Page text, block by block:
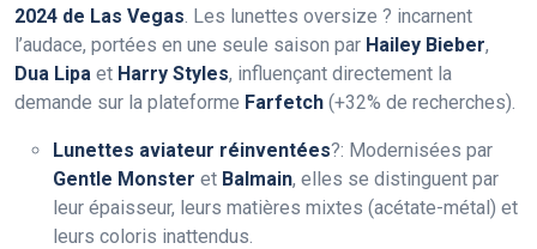
2024 de Las Vegas . Les lunettes oversize ? incarnent
l’audace, portées en une seule saison par Hailey Bieber,
Dua Lipa et Harry Styles, influençant directement la
demande sur la plateforme Farfetch (+32% de recherches).
Lunettes aviateur réinventées?: Modernisées par
Gentle Monster et Balmain, elles se distinguent par
leur épaisseur, leurs matières mixtes (acétate-métal) et
leurs coloris inattendus.